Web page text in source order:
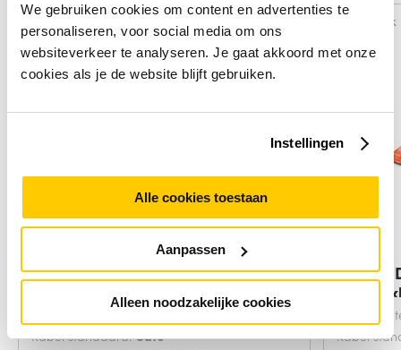
We gebruiken cookies om content en advertenties te
personaliseren, voor social media om ons
websiteverkeer te analyseren. Je gaat akkoord met onze
cookies als je de website blijft gebruiken.
Instellingen
Alle cookies toestaan
Aanpassen
Alleen noodzakelijke cookies
Vergelijk
Digitus DK-1617-0025/B
netwerkkabel Blauw
Kabel standaard:Cat6
Vergelijk
Digitus
Kabel